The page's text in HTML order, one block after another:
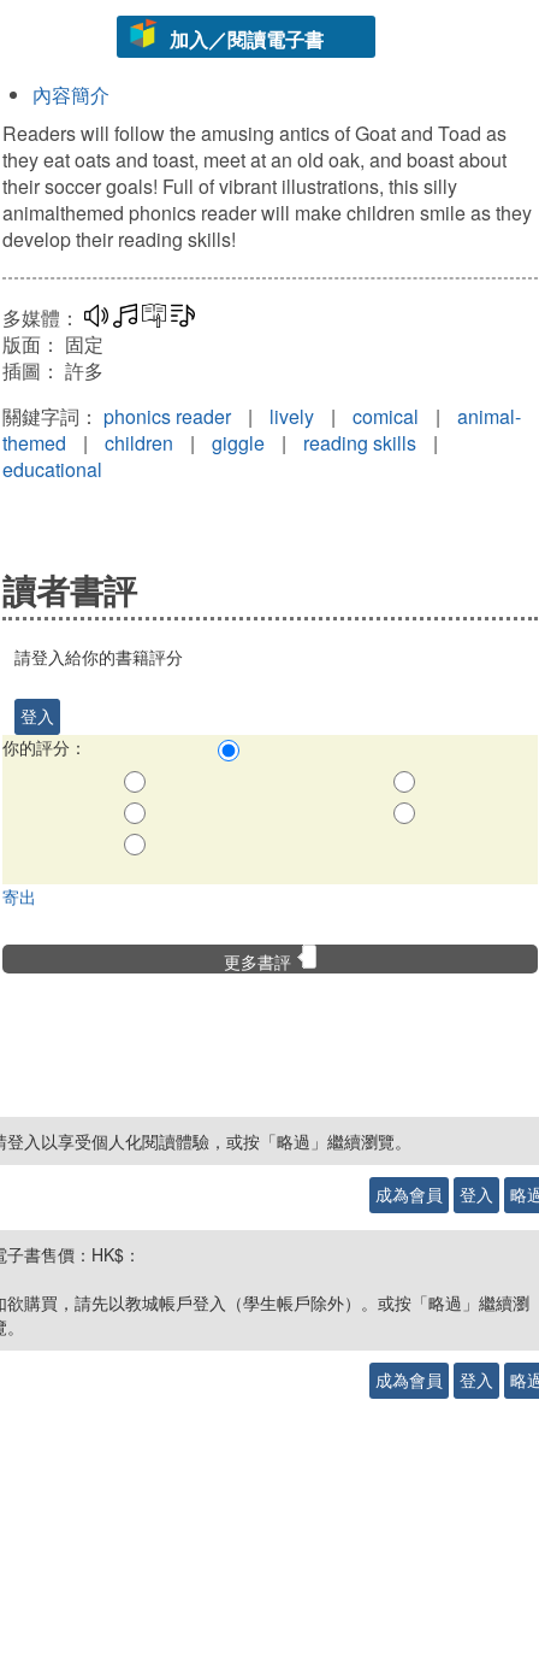
加入／閱讀電子書
內容簡介
Readers will follow the amusing antics of Goat and Toad as
they eat oats and toast, meet at an old oak, and boast about
their soccer goals! Full of vibrant illustrations, this silly
animalthemed phonics reader will make children smile as they
develop their reading skills!
多媒體： 多媒體互動練習
文字同步朗讀
版面： 固定
插圖： 許多
關鍵字詞： phonics reader | lively | comical |
animal-
themed
| children | giggle | reading skills
|
educational
讀者書評
請登入給你的書籍評分
登入
你的評分：
寄出
更多書評
登入以享受個人化閱讀體驗，或按「略過」繼續瀏覽。
成為會員 登入 略
子書售價：HK$：
欲購買，請先以教城帳戶登入（學生帳戶除外）。或按「略過」繼續瀏
成為會員 登入 略